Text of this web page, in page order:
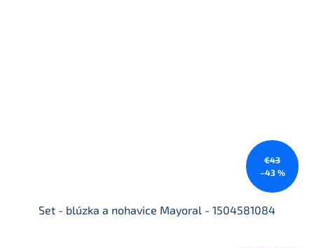
€43
–43 %
Set - blúzka a nohavice Mayoral - 1504581084